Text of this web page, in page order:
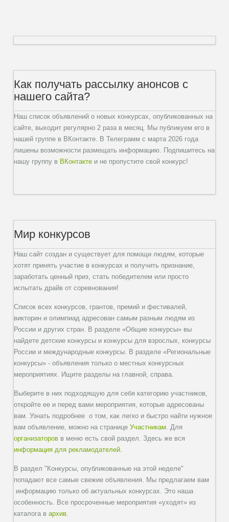
Как получать рассылку анонсов с
нашего сайта?
Наш список объявлений о новых конкурсах, опубликованных на
сайте, выходит регулярно 2 раза в месяц. Мы публикуем его в
нашей группе в ВКонтакте. В Телеграмм с марта 2026 года
лишены возможности размещать информацию. Подпишитесь на
нашу группу в ВКонтакте и не пропустите свой конкурс!
Мир конкурсов
Наш сайт создан и существует для помощи людям, которые
хотят принять участие в конкурсах и получить признание,
заработать ценный приз, стать победителем или просто
испытать драйв от соревнования!
Список всех конкурсов, грантов, премий и фестивалей,
викторин и олимпиад адресован самым разным людям из
России и других стран. В разделе «Общие конкурсы» вы
найдете детские конкурсы и конкурсы для взрослых, конкурсы
России и международные конкурсы. В разделе «Региональные
конкурсы» - объявления только о местных конкурсных
мероприятиях. Ищите разделы на главной, справа.
Выберите в них подходящую для себя категорию участников,
откройте ее и перед вами мероприятия, которые адресованы
вам. Узнать подробнее о том, как легко и быстро найти нужное
вам объявление, можно на страницеУчастникам. Для
организаторов в меню есть свой раздел. Здесь же вся
информация для рекламодателей.
В раздел "Конкурсы, опубликованные на этой неделе"
попадают все самые свежие объявления. Мы предлагаем вам
информацию только об актуальных конкурсах. Это наша
особенность. Все просроченные мероприятия «уходят» из
каталога вархив.